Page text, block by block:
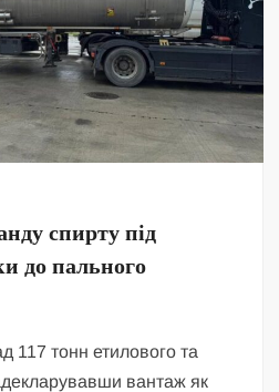
спирту під
до пального
117 тонн етилового та
вантаж як